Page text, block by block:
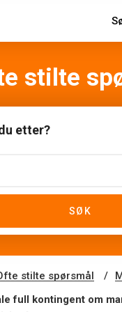
stilte
etter?
SØK
stilte spørsmål
full kontingent om